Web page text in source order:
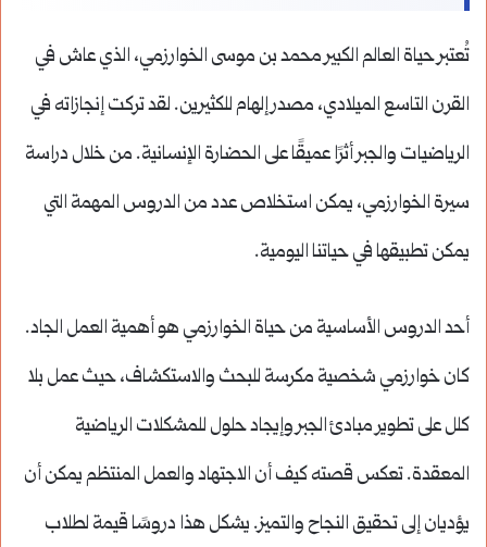
تُعتبر حياة العالم الكبير محمد بن موسى الخوارزمي، الذي عاش في
القرن التاسع الميلادي، مصدر إلهام للكثيرين. لقد تركت إنجازاته في
الرياضيات والجبر أثرًا عميقًا على الحضارة الإنسانية. من خلال دراسة
سيرة الخوارزمي، يمكن استخلاص عدد من الدروس المهمة التي
يمكن تطبيقها في حياتنا اليومية.
أحد الدروس الأساسية من حياة الخوارزمي هو أهمية العمل الجاد.
كان خوارزمي شخصية مكرسة للبحث والاستكشاف، حيث عمل بلا
كلل على تطوير مبادئ الجبر وإيجاد حلول للمشكلات الرياضية
المعقدة. تعكس قصته كيف أن الاجتهاد والعمل المنتظم يمكن أن
يؤديان إلى تحقيق النجاح والتميز. يشكل هذا دروسًا قيمة لطلاب